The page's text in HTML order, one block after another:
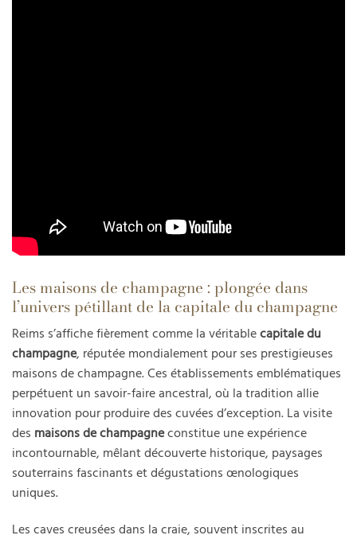
Les maisons de champagne : plongée dans
l’univers pétillant de la capitale du champagne
Reims s’affiche fièrement comme la véritablecapitale du
champagne, réputée mondialement pour ses prestigieuses
maisons de champagne. Ces établissements emblématiques
perpétuent un savoir-faire ancestral, où la tradition allie
innovation pour produire des cuvées d’exception. La visite
des maisons de champagneconstitue une expérience
incontournable, mêlant découverte historique, paysages
souterrains fascinants et dégustations œnologiques
uniques.
Les caves creusées dans la craie, souvent inscrites au